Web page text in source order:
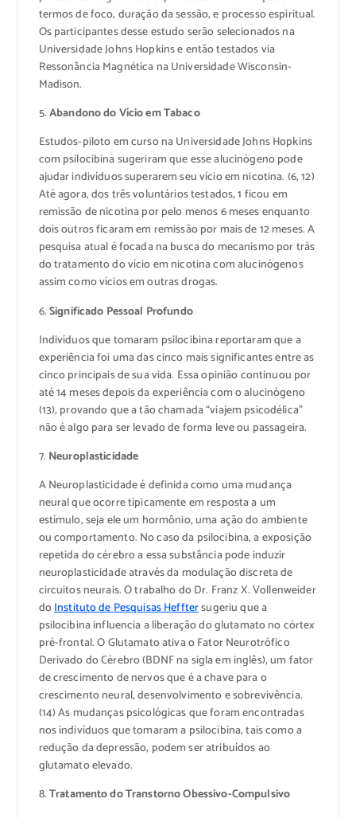
termos de foco, duração da sessão, e processo espiritual.
Os participantes desse estudo serão selecionados na
Universidade Johns Hopkins e então testados via
Ressonância Magnética na Universidade Wisconsin-
Madison.
5.Abandono do Vício em Tabaco
Estudos-piloto em curso na Universidade Johns Hopkins
com psilocibina sugeriram que esse alucinógeno pode
ajudar indivíduos superarem seu vício em nicotina. (6, 12)
Até agora, dos três voluntários testados, 1 ficou em
remissão de nicotina por pelo menos 6 meses enquanto
dois outros ficaram em remissão por mais de 12 meses. A
pesquisa atual é focada na busca do mecanismo por trás
do tratamento do vício em nicotina com alucinógenos
assim como vícios em outras drogas.
6.Significado Pessoal Profundo
Indivíduos que tomaram psilocibina reportaram que a
experiência foi uma das cinco mais significantes entre as
cinco principais de sua vida. Essa opinião continuou por
até 14 meses depois da experiência com o alucinógeno
(13), provando que a tão chamada “viajem psicodélica”
não é algo para ser levado de forma leve ou passageira.
7. Neuroplasticidade
A Neuroplasticidade é definida como uma mudança
neural que ocorre tipicamente em resposta a um
estímulo, seja ele um hormônio, uma ação do ambiente
ou comportamento. No caso da psilocibina, a exposição
repetida do cérebro a essa substância pode induzir
neuroplasticidade através da modulação discreta de
circuitos neurais. O trabalho do Dr. Franz X. Vollenweider
doInstituto de Pesquisas Hefftersugeriu que a
psilocibina influencia a liberação do glutamato no córtex
pré-frontal. O Glutamato ativa o Fator Neurotrófico
Derivado do Cérebro (BDNF na sigla em inglês), um fator
de crescimento de nervos que é a chave para o
crescimento neural, desenvolvimento e sobrevivência.
(14) As mudanças psicológicas que foram encontradas
nos indivíduos que tomaram a psilocibina, tais como a
redução da depressão, podem ser atribuídos ao
glutamato elevado.
8.Tratamento do Transtorno Obessivo-Compulsivo